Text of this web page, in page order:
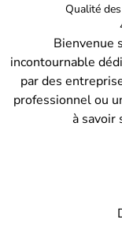
Qualité
Bienvenue
incontournable
par des
professionnel ou
à savoir